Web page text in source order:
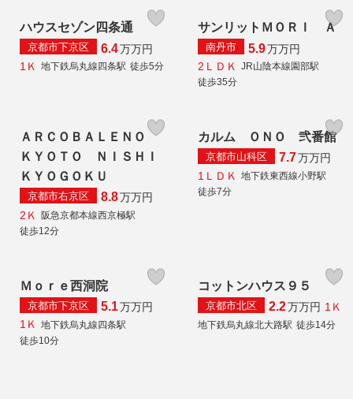
ハウスセゾン四条通
京都市下京区 6.4万万円
1Ｋ
地下鉄烏丸線四条駅 徒歩5分
サンリットＭＯＲＩ Ａ
南丹市 5.9万万円
2ＬＤＫ
JR山陰本線園部駅
徒歩35分
ＡＲＣＯＢＡＬＥＮＯ
ＫＹＯＴＯ ＮＩＳＨＩ
ＫＹＯＧＯＫＵ
京都市右京区 8.8万万円
2Ｋ
阪急京都本線西京極駅
徒歩12分
カルム ＯＮＯ 弐番館
京都市山科区 7.7万万円
1ＬＤＫ
地下鉄東西線小野駅
徒歩7分
Ｍｏｒｅ西洞院
京都市下京区 5.1万万円
1Ｋ 地下鉄烏丸線四条駅
徒歩10分
コットンハウス９５
京都市北区 2.2万万円 1Ｋ
地下鉄烏丸線北大路駅 徒歩14分